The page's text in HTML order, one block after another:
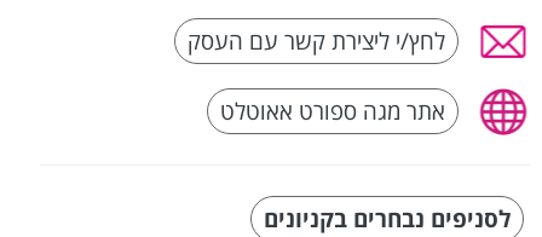
לחץ/י ליצירת קשר עם העסק
אתר מגה ספורט אאוטלט
לסניפים נבחרים בקניונים